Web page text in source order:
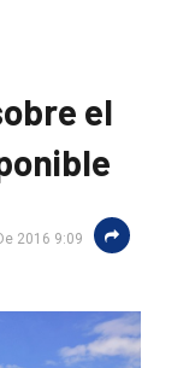
el
2016 9:09